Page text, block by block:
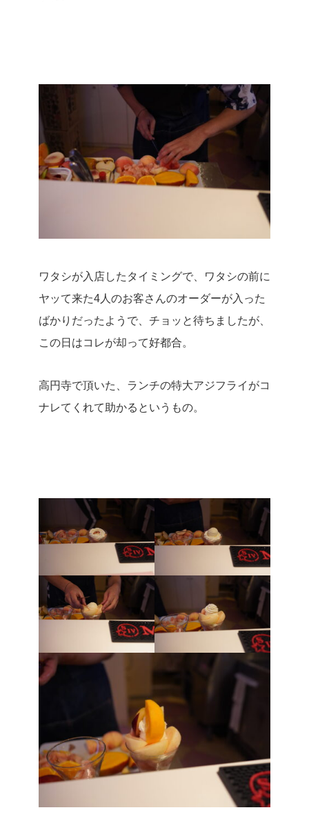
ワタシが入店したタイミングで、ワタシの前に
ヤッて来た4人のお客さんのオーダーが入った
ばかりだったようで、チョッと待ちましたが、
この日はコレが却って好都合。
高円寺で頂いた、ランチの特大アジフライがコ
ナレてくれて助かるというもの。